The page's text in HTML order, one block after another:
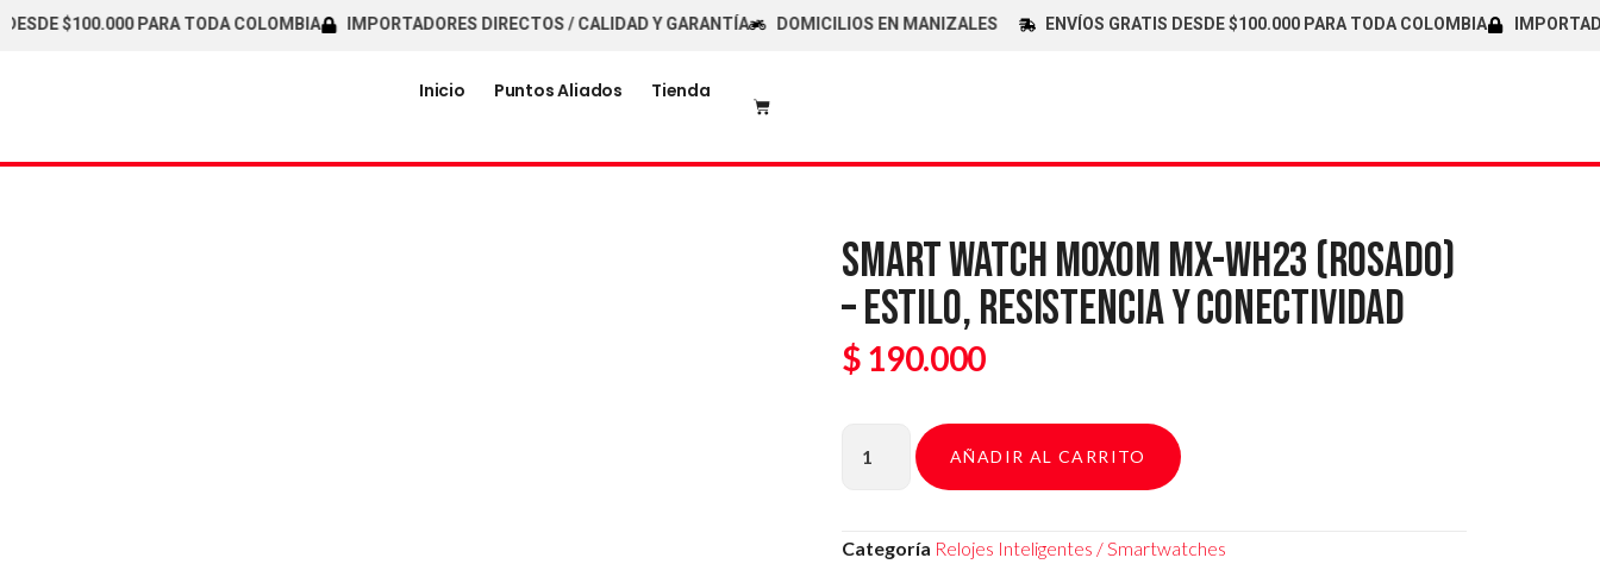
$100.000 PARA TODA COLOMBIA IMPORTADORES DIRECTOS / CALIDAD Y GARANTÍA DOMICILIOS EN MANIZALES ENVÍOS GRATIS DESDE $100.000 PARA TODA COLOMBIA
Inicio Puntos Aliados Tienda
SMART WATCH MOXOM MX-WH23 (ROSADO)
– ESTILO, RESISTENCIA Y CONECTIVIDAD
$ 190.000
AÑADIR AL CARRITO
Categoría Relojes Inteligentes / Smartwatches